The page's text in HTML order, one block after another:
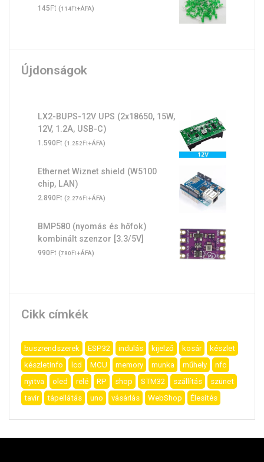
145Ft (114Ft+ÁFA)
Újdonságok
LX2-BUPS-12V UPS (2x18650, 15W,
12V, 1.2A, USB-C)
1.590Ft (1.252Ft+ÁFA)
Ethernet Wiznet shield (W5100
chip, LAN)
2.890Ft (2.276Ft+ÁFA)
BMP580 (nyomás és hőfok)
kombinált szenzor [3.3/5V]
990Ft (780Ft+ÁFA)
Cikk címkék
buszrendszerek ESP32 indulás kijelző kosár
készlet
készletinfo
lcd MCU memory munka műhely
nfc
nyitva
oled relé RP shop STM32 szállítás
szünet
tavir
tápellátás uno vásárlás WebShop Élesítés